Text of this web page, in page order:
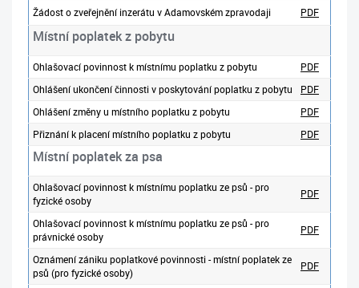
Žádost o zveřejnění inzerátu v Adamovském zpravodaji
PDF
Místní poplatek z pobytu
Ohlašovací povinnost k místnímu poplatku z pobytu
PDF
Ohlášení ukončení činnosti v poskytování poplatku z pobytu
PDF
Ohlášení změny u místního poplatku z pobytu
PDF
Přiznání k placení místního poplatku z pobytu
PDF
Místní poplatek za psa
Ohlašovací povinnost k místnímu poplatku ze psů - pro
fyzické osoby
PDF
Ohlašovací povinnost k místnímu poplatku ze psů - pro
právnické osoby
PDF
Oznámení zániku poplatkové povinnosti - místní poplatek ze
psů (pro fyzické osoby)
PDF